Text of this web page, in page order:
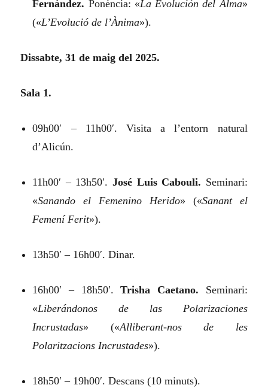
Fernández. Ponència: «La Evolución del Alma»
(«L’Evolució de l’Ànima»).
Dissabte, 31 de maig del 2025.
Sala 1.
09h00′ – 11h00′. Visita a l’entorn natural
d’Alicún.
11h00′ – 13h50′. José Luis Cabouli. Seminari:
«Sanando el Femenino Herido» («Sanant el
Femení Ferit»).
13h50′ – 16h00′. Dinar.
16h00′ – 18h50′.Trisha Caetano. Seminari:
«Liberándonos de las Polarizaciones
Incrustadas» («Alliberant-nos de les
Polaritzacions Incrustades»).
18h50′ – 19h00′. Descans (10 minuts).